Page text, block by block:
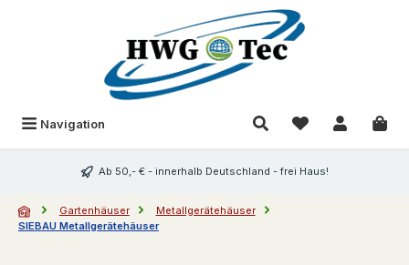
Navigation Du hast 0
Ab 50,- € - innerhalb Deutschland - frei Haus!
Gartenhäuser
Metallgerätehäuser
SIEBAU Metallgerätehäuser